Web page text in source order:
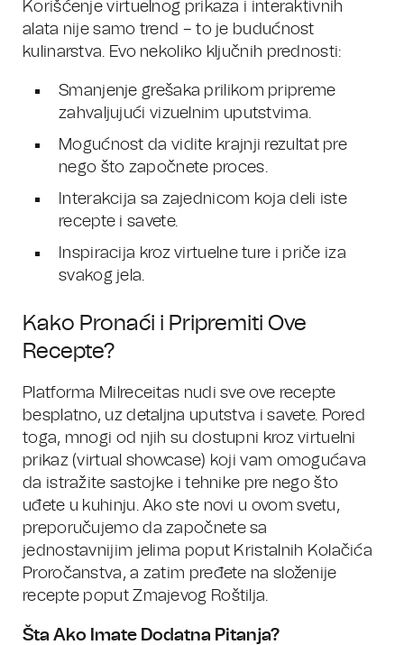
Korišćenje virtuelnog prikaza i interaktivnih
alata nije samo trend – to je budućnost
kulinarstva. Evo nekoliko ključnih prednosti:
Smanjenje grešaka prilikom pripreme
zahvaljujući vizuelnim uputstvima.
Mogućnost da vidite krajnji rezultat pre
nego što započnete proces.
Interakcija sa zajednicom koja deli iste
recepte i savete.
Inspiracija kroz virtuelne ture i priče iza
svakog jela.
Kako Pronaći i Pripremiti Ove
Recepte?
Platforma Milreceitas nudi sve ove recepte
besplatno, uz detaljna uputstva i savete. Pored
toga, mnogi od njih su dostupni kroz virtuelni
prikaz (virtual showcase) koji vam omogućava
da istražite sastojke i tehnike pre nego što
uđete u kuhinju. Ako ste novi u ovom svetu,
preporučujemo da započnete sa
jednostavnijim jelima poput Kristalnih Kolačića
Proročanstva, a zatim pređete na složenije
recepte poput Zmajevog Roštilja.
Šta Ako Imate Dodatna Pitanja?